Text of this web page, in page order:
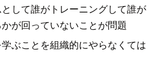
して誰がトレーニングして誰が
が回っていないことが問題
ぶことを組織的にやらなくては